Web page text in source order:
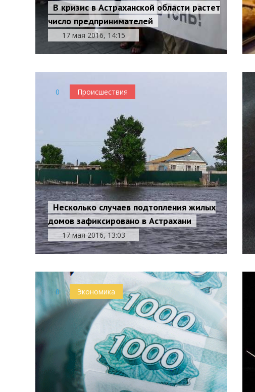
В кризис в Астраханской области растет
число предпринимателей
17 мая 2016, 14:15
0 Происшествия
Несколько случаев подтопления жилых
домов зафиксировано в Астрахани
17 мая 2016, 13:03
0 Экономика